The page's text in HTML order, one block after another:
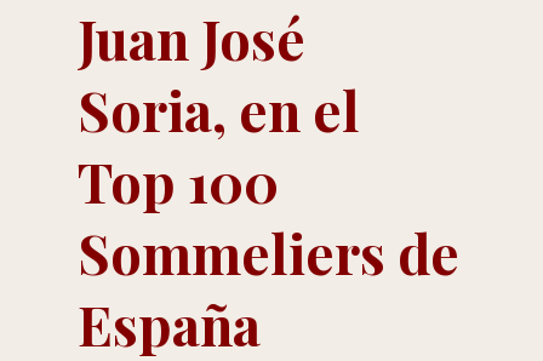
Juan José
Soria, en el
Top 100
Sommeliers de
España